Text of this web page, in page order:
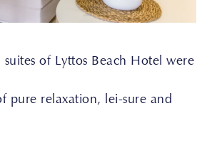
suites of Lyttos Beach Hotel were
pure relaxation, lei-sure and